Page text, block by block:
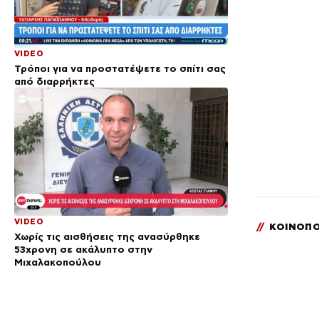
VIDEO
Τρόποι για να προστατέψετε το σπίτι σας
από διαρρήκτες
VIDEO
Χωρίς τις αισθήσεις της ανασύρθηκε
53χρονη σε ακάλυπτο στην
Μιχαλακοπούλου
//